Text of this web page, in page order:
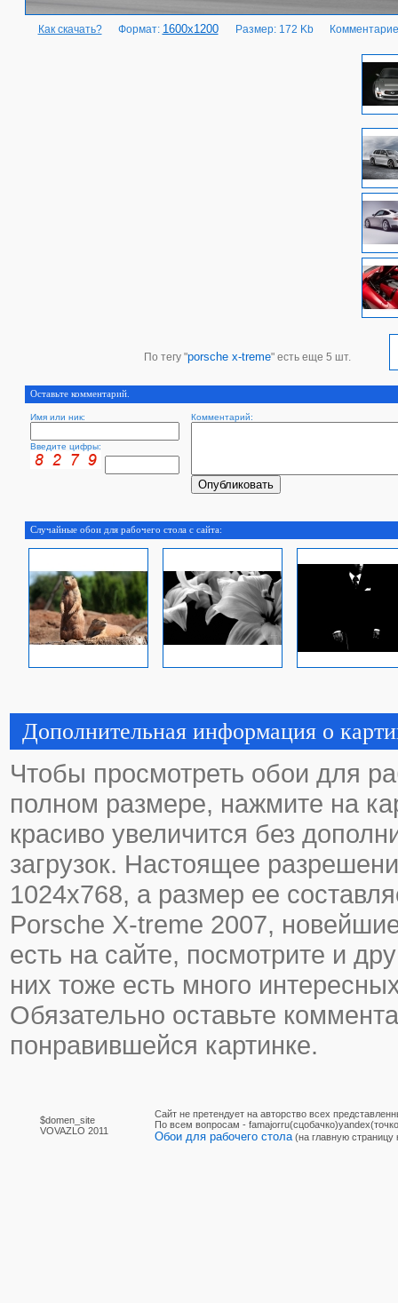
Как скачать? Формат: 1600x1200 Размер: 172 Kb
По тегу "porsche x-treme" есть еще 5 шт.
Оставьте комментарий.
Имя или ник: Комментарий:
Введите цифры:
Случайные обои для рабочего стола с сайта:
Дополнительная информация о
Чтобы просмотреть обои для
полном размере, нажмите на
красиво увеличится без
загрузок. Настоящее
1024х768, а размер ее
Porsche X-treme 2007,
есть на сайте, посмотрите и
них тоже есть много
Обязательно оставьте
понравившейся картинке.
$domen_site
VOVAZLO 2011
Сайт не претендует на авторство всех
По вcем вопросам -
Обои для рабочего стола (на главную страницу